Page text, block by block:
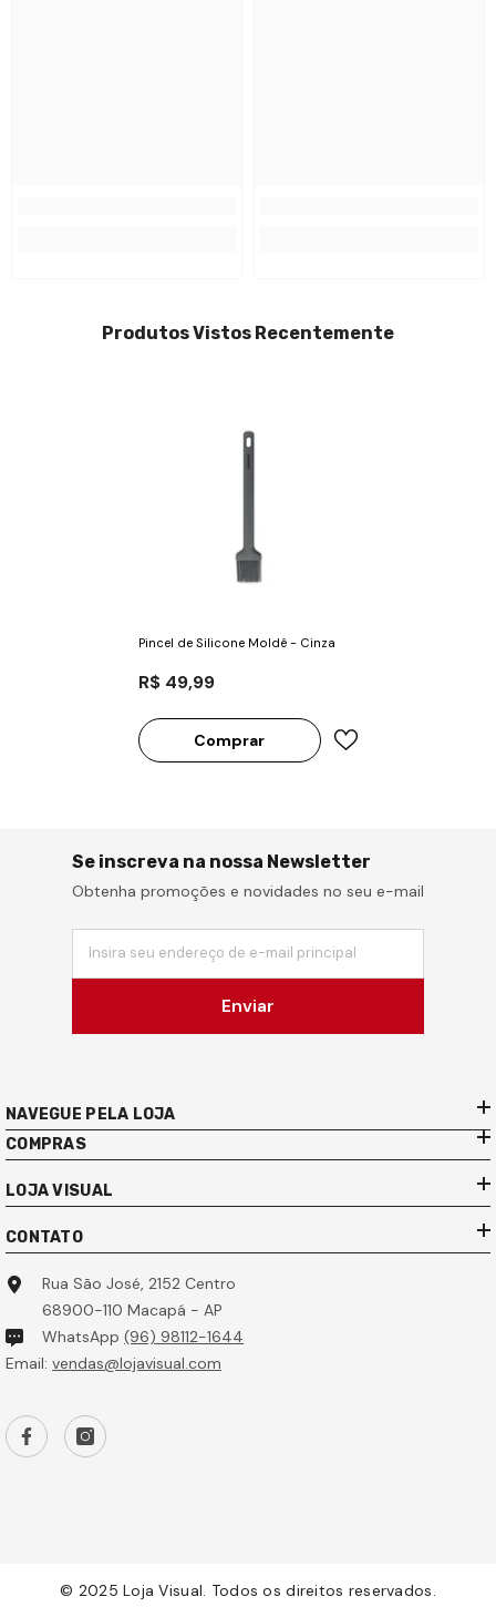
Produtos Vistos Recentemente
Pincel de Silicone Moldê - Cinza
R$ 49,99
Comprar
Se inscreva na nossa Newsletter
Obtenha promoções e novidades no seu e-mail
Insira seu endereço de e-mail principal
Enviar
NAVEGUE PELA LOJA
COMPRAS
LOJA VISUAL
CONTATO
Rua São José, 2152 Centro
68900-110 Macapá - AP
WhatsApp (96) 98112-1644
Email: vendas@lojavisual.com
© 2025 Loja Visual. Todos os direitos reservados.